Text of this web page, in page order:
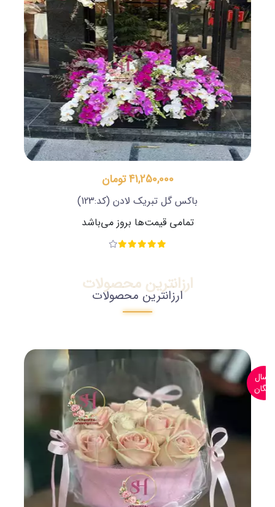
41,250,000 تومان
باکس گل تبریک لادن (کد:123)
تمامی قیمت‌ها بروز می‌باشد
ارزانترین محصولات
ارزانترین محصولات
ارسال
رایگان